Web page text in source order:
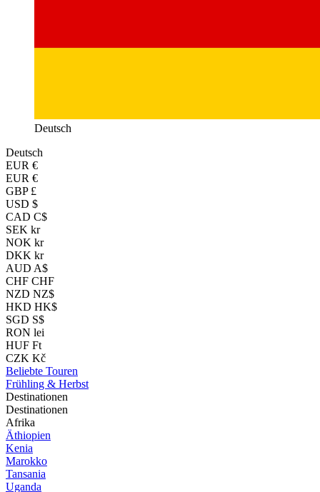
Deutsch
Deutsch
EUR €
EUR €
GBP £
USD $
CAD C$
SEK kr
NOK kr
DKK kr
AUD A$
CHF CHF
NZD NZ$
HKD HK$
SGD S$
RON lei
HUF Ft
CZK Kč
Beliebte Touren
Frühling & Herbst
Destinationen
Destinationen
Afrika
Äthiopien
Kenia
Marokko
Tansania
Uganda